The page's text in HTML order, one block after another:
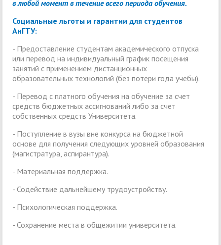
в любой момент в течение всего периода обучения.
Социальные льготы и гарантии для студентов
АнГТУ:
- Предоставление студентам академического отпуска
или перевод на индивидуальный график посещения
занятий с применением дистанционных
образовательных технологий (без потери года учебы).
- Перевод с платного обучения на обучение за счет
средств бюджетных ассигнований либо за счет
собственных средств Университета.
- Поступление в вузы вне конкурса на бюджетной
основе для получения следующих уровней образования
(магистратура, аспирантура).
- Материальная поддержка.
- Содействие дальнейшему трудоустройству.
- Психологическая поддержка.
- Сохранение места в общежитии университета.